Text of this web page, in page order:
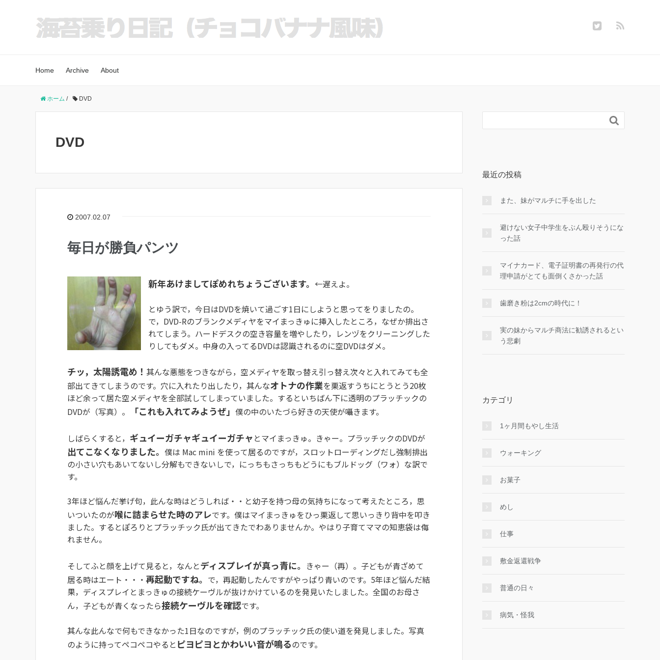
Home Archive About
ホーム / DVD
DVD
2007.02.07
毎日が勝負パンツ
新年あけましてぽめれちょうございます。 ←遅えよ。
とゆう訳で，今日はDVDを焼いて過ごす1日にしようと思ってをりましたの。
で，DVD-Rのブランクメディヤをマイまっきゅに挿入したところ，なぜか排出さ
れてしまう。ハードデスクの空き容量を増やしたり，レンヅをクリーニングした
りしてもダメ。中身の入ってるDVDは認識されるのに空DVDはダメ。
チッ，太陽誘電め！ 其んな悪態をつきながら，空メディヤを取っ替え引っ替え次々と入れてみても全
部出てきてしまうのです。穴に入れたり出したり，其んなオトナの作業を栗返すうちにとうとう20枚
ほど余って居た空メディヤを全部試してしまっていました。するといちばん下に透明のプラッチックの
DVDが（写真）。
「これも入れてみようぜ」 僕の中のいたづら好きの天使が囁きます。
しばらくすると， ギュイーガチャギュイーガチャ とマイまっきゅ。きゃー。プラッチックのDVDが
出てこなくなりました。 僕は Mac mini を使って居るのですが，スロットローディングだし強制排出
の小さい穴もあいてないし分解もできないしで，にっちもさっちもどうにもブルドッグ（ワォ）な訳で
す。
3年ほど悩んだ挙げ句，此んな時はどうしれば・・と幼子を持つ母の気持ちになって考えたところ，思
いついたのが喉に詰まらせた時のアレです。僕はマイまっきゅをひっ栗返して思いっきり背中を叩き
ました。するとぽろりとプラッチック氏が出てきたでわありませんか。やはり子育てママの知恵袋は侮
れません。
そしてふと顔を上げて見ると，なんとディスプレイが真っ青に。 きゃー（再）。子どもが青ざめて
居る時はエート・・・ 再起動ですね。 で，再起動したんですがやっぱり青いのです。5年ほど悩んだ結
果，ディスプレイとまっきゅの接続ケーヴルが抜けかけているのを発見いたしました。全国のお母さ
ん，子どもが青くなったら接続ケーヴルを確認です。
其んな此んなで何もできなかった1日なのですが，例のプラッチック氏の使い道を発見しました。写真
のように持ってペコペコやると ピヨピヨとかわいい音が鳴るのです。

最近の投稿
また、妹がマルチに手を出した
避けない女子中学生をぶん殴りそうにな
った話
マイナカード、電子証明書の再発行の代
理申請がとても面倒くさかった話
歯磨き粉は2cmの時代に！
実の妹からマルチ商法に勧誘されるとい
う悲劇
カテゴリ
1ヶ月間もやし生活
ウォーキング
お菓子
めし
仕事
敷金返還戦争
普通の日々
病気・怪我